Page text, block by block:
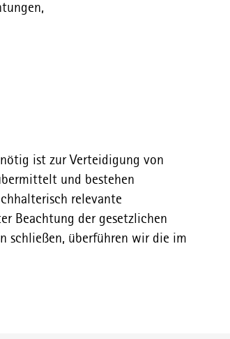
ist zur Verteidigung von
und bestehen
relevante
Beachtung der gesetzlichen
schließen, überführen wir die im